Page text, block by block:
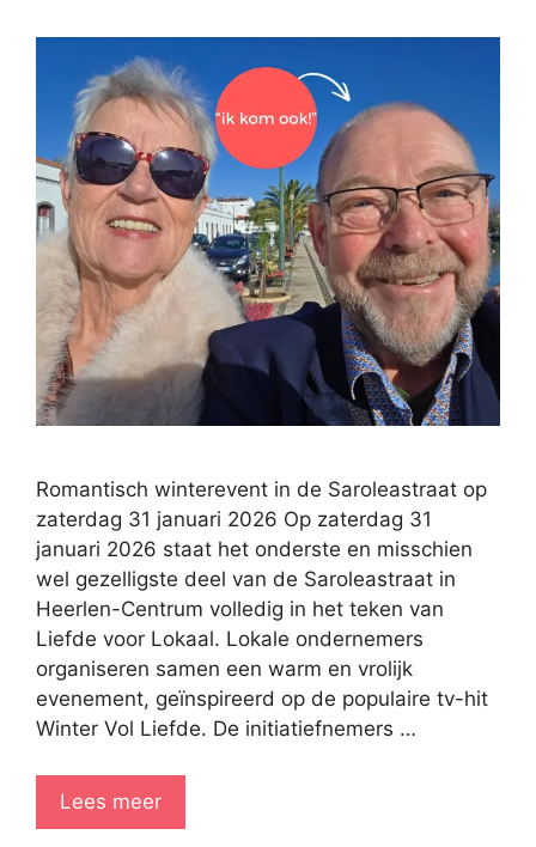
Romantisch winterevent in de Saroleastraat op
zaterdag 31 januari 2026 Op zaterdag 31
januari 2026 staat het onderste en misschien
wel gezelligste deel van de Saroleastraat in
Heerlen-Centrum volledig in het teken van
Liefde voor Lokaal. Lokale ondernemers
organiseren samen een warm en vrolijk
evenement, geïnspireerd op de populaire tv-hit
Winter Vol Liefde. De initiatiefnemers …
Lees meer